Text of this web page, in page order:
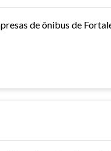
de ônibus de